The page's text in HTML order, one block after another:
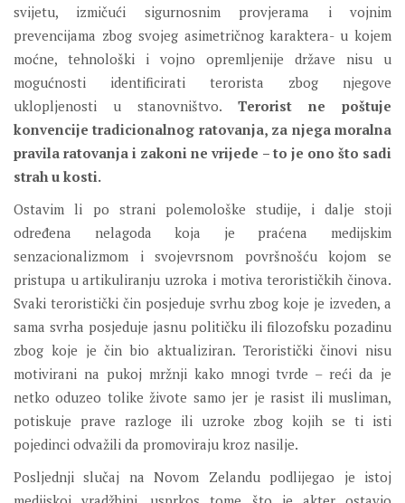
svijetu, izmičući sigurnosnim provjerama i vojnim
prevencijama zbog svojeg asimetričnog karaktera- u kojem
moćne, tehnološki i vojno opremljenije države nisu u
mogućnosti identificirati terorista zbog njegove
uklopljenosti u stanovništvo. Terorist ne poštuje
konvencije tradicionalnog ratovanja, za njega moralna
pravila ratovanja i zakoni ne vrijede – to je ono što sadi
strah u kosti.
Ostavim li po strani polemološke studije, i dalje stoji
određena nelagoda koja je praćena medijskim
senzacionalizmom i svojevrsnom površnošću kojom se
pristupa u artikuliranju uzroka i motiva terorističkih činova.
Svaki teroristički čin posjeduje svrhu zbog koje je izveden, a
sama svrha posjeduje jasnu političku ili filozofsku pozadinu
zbog koje je čin bio aktualiziran. Teroristički činovi nisu
motivirani na pukoj mržnji kako mnogi tvrde – reći da je
netko oduzeo tolike živote samo jer je rasist ili musliman,
potiskuje prave razloge ili uzroke zbog kojih se ti isti
pojedinci odvažili da promoviraju kroz nasilje.
Posljednji slučaj na Novom Zelandu podlijegao je istoj